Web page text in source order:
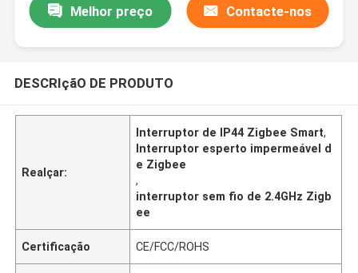
Melhor preço Contacte-nos
DESCRIçãO DE PRODUTO
Realçar:
Interruptor de IP44 Zigbee Smart,
Interruptor esperto impermeável d
e Zigbee
,
interruptor sem fio de 2.4GHz Zigb
ee
Certificação CE/FCC/ROHS